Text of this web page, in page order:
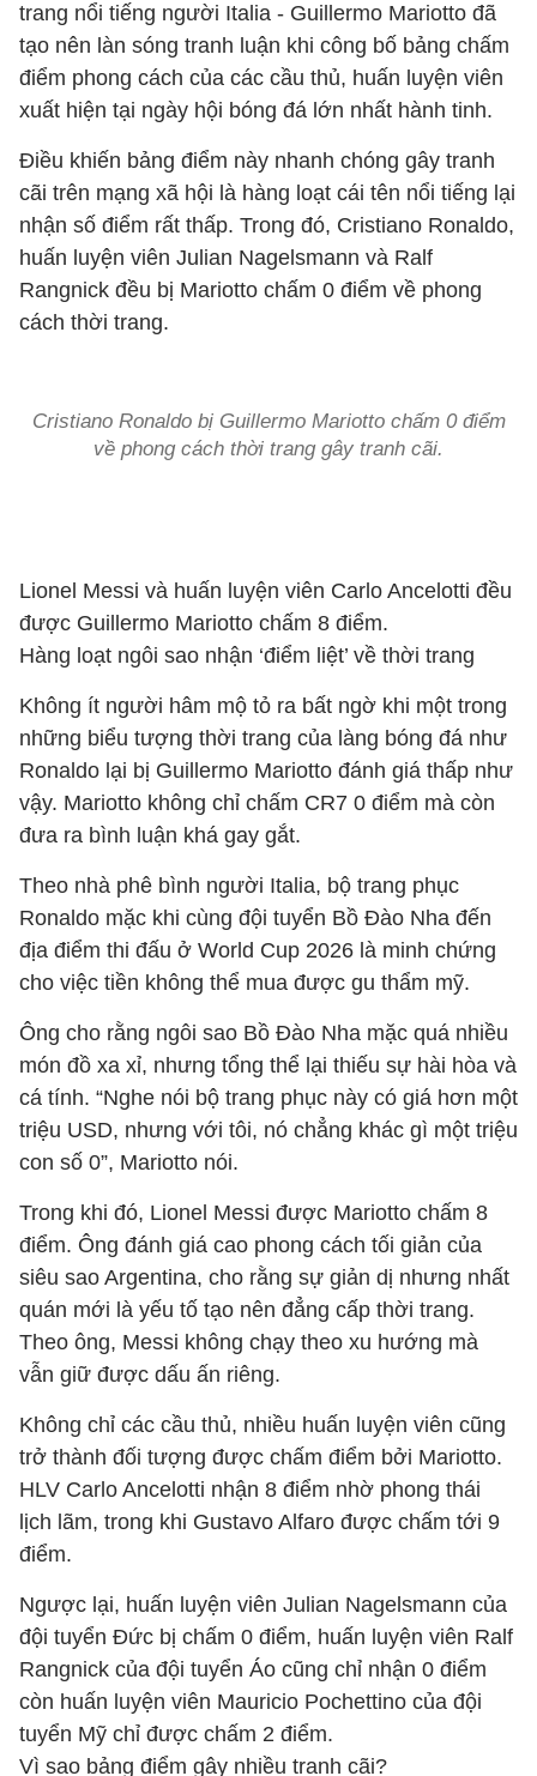
trang nổi tiếng người Italia - Guillermo Mariotto đã
tạo nên làn sóng tranh luận khi công bố bảng chấm
điểm phong cách của các cầu thủ, huấn luyện viên
xuất hiện tại ngày hội bóng đá lớn nhất hành tinh.
Điều khiến bảng điểm này nhanh chóng gây tranh
cãi trên mạng xã hội là hàng loạt cái tên nổi tiếng lại
nhận số điểm rất thấp. Trong đó, Cristiano Ronaldo,
huấn luyện viên Julian Nagelsmann và Ralf
Rangnick đều bị Mariotto chấm 0 điểm về phong
cách thời trang.
Cristiano Ronaldo bị Guillermo Mariotto chấm 0 điểm
về phong cách thời trang gây tranh cãi.
Lionel Messi và huấn luyện viên Carlo Ancelotti đều
được Guillermo Mariotto chấm 8 điểm.
Hàng loạt ngôi sao nhận ‘điểm liệt’ về thời trang
Không ít người hâm mộ tỏ ra bất ngờ khi một trong
những biểu tượng thời trang của làng bóng đá như
Ronaldo lại bị Guillermo Mariotto đánh giá thấp như
vậy. Mariotto không chỉ chấm CR7 0 điểm mà còn
đưa ra bình luận khá gay gắt.
Theo nhà phê bình người Italia, bộ trang phục
Ronaldo mặc khi cùng đội tuyển Bồ Đào Nha đến
địa điểm thi đấu ở World Cup 2026 là minh chứng
cho việc tiền không thể mua được gu thẩm mỹ.
Ông cho rằng ngôi sao Bồ Đào Nha mặc quá nhiều
món đồ xa xỉ, nhưng tổng thể lại thiếu sự hài hòa và
cá tính. “Nghe nói bộ trang phục này có giá hơn một
triệu USD, nhưng với tôi, nó chẳng khác gì một triệu
con số 0”, Mariotto nói.
Trong khi đó, Lionel Messi được Mariotto chấm 8
điểm. Ông đánh giá cao phong cách tối giản của
siêu sao Argentina, cho rằng sự giản dị nhưng nhất
quán mới là yếu tố tạo nên đẳng cấp thời trang.
Theo ông, Messi không chạy theo xu hướng mà
vẫn giữ được dấu ấn riêng.
Không chỉ các cầu thủ, nhiều huấn luyện viên cũng
trở thành đối tượng được chấm điểm bởi Mariotto.
HLV Carlo Ancelotti nhận 8 điểm nhờ phong thái
lịch lãm, trong khi Gustavo Alfaro được chấm tới 9
điểm.
Ngược lại, huấn luyện viên Julian Nagelsmann của
đội tuyển Đức bị chấm 0 điểm, huấn luyện viên Ralf
Rangnick của đội tuyển Áo cũng chỉ nhận 0 điểm
còn huấn luyện viên Mauricio Pochettino của đội
tuyển Mỹ chỉ được chấm 2 điểm.
Vì sao bảng điểm gây nhiều tranh cãi?